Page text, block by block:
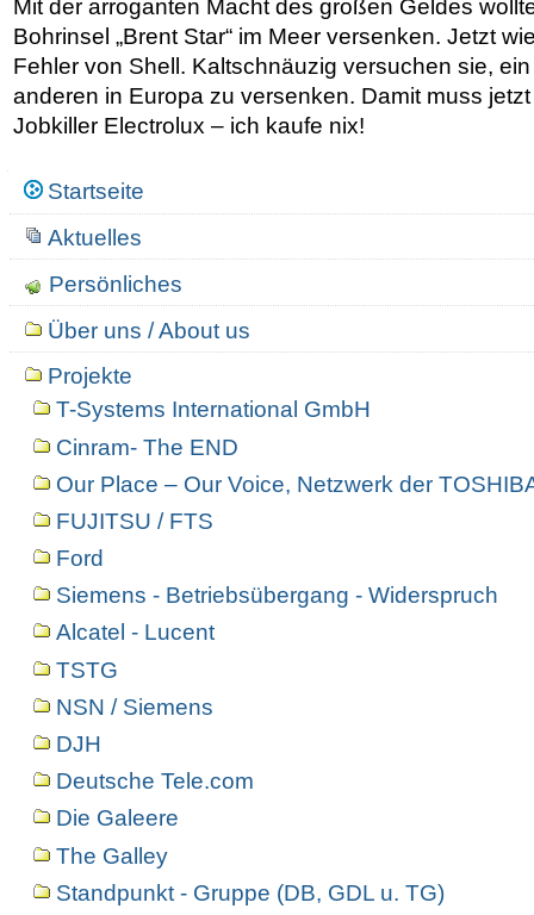
Mit der arroganten Macht des großen Geldes
Bohrinsel „Brent Star“ im Meer versenken. Jetzt
Fehler von Shell. Kaltschnäuzig versuchen sie,
anderen in Europa zu versenken. Damit muss
Jobkiller Electrolux – ich kaufe nix!
NavigationStartseite
Aktuelles
Persönliches
Über uns / About us
Projekte
T-Systems International GmbH
Cinram- The END
Our Place – Our Voice, Netzwerk der
FUJITSU / FTS
Ford
Siemens - Betriebsübergang - Widerspruch
Alcatel - Lucent
TSTG
NSN / Siemens
DJH
Deutsche Tele.com
Die Galeere
The Galley
Standpunkt - Gruppe (DB, GDL u. TG)